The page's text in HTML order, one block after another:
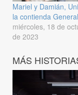
Mariel y Damián,
la contienda General
miércoles, 18 de
de 2023
MÁS